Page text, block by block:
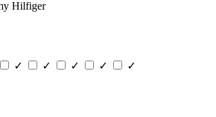
Hilfiger
✓ ✓ ✓ ✓ ✓